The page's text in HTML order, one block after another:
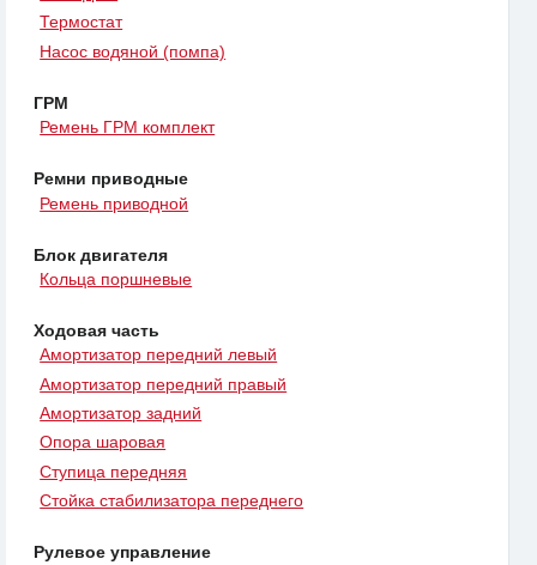
Термостат
Насос водяной (помпа)
ГРМ
Ремень ГРМ комплект
Ремни приводные
Ремень приводной
Блок двигателя
Кольца поршневые
Ходовая часть
Амортизатор передний левый
Амортизатор передний правый
Амортизатор задний
Опора шаровая
Ступица передняя
Стойка стабилизатора переднего
Рулевое управление